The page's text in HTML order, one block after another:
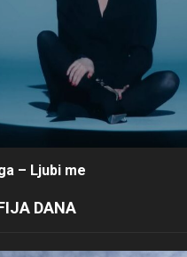
– Ljubi me
DANA